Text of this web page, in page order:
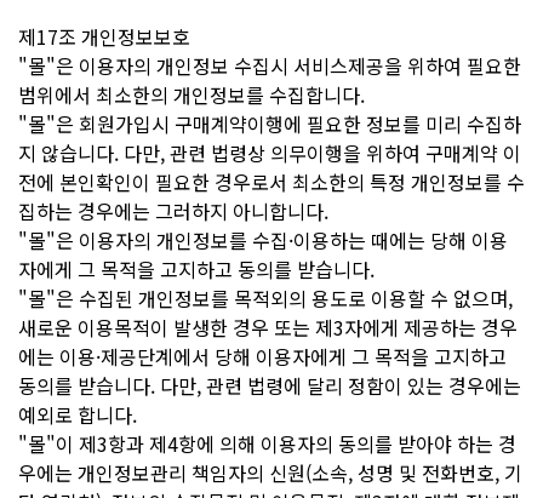
제17조 개인정보보호
"몰"은 이용자의 개인정보 수집시 서비스제공을 위하여 필요한
범위에서 최소한의 개인정보를 수집합니다.
"몰"은 회원가입시 구매계약이행에 필요한 정보를 미리 수집하
지 않습니다. 다만, 관련 법령상 의무이행을 위하여 구매계약 이
전에 본인확인이 필요한 경우로서 최소한의 특정 개인정보를 수
집하는 경우에는 그러하지 아니합니다.
"몰"은 이용자의 개인정보를 수집·이용하는 때에는 당해 이용
자에게 그 목적을 고지하고 동의를 받습니다.
"몰"은 수집된 개인정보를 목적외의 용도로 이용할 수 없으며,
새로운 이용목적이 발생한 경우 또는 제3자에게 제공하는 경우
에는 이용·제공단계에서 당해 이용자에게 그 목적을 고지하고
동의를 받습니다. 다만, 관련 법령에 달리 정함이 있는 경우에는
예외로 합니다.
"몰"이 제3항과 제4항에 의해 이용자의 동의를 받아야 하는 경
우에는 개인정보관리 책임자의 신원(소속, 성명 및 전화번호, 기